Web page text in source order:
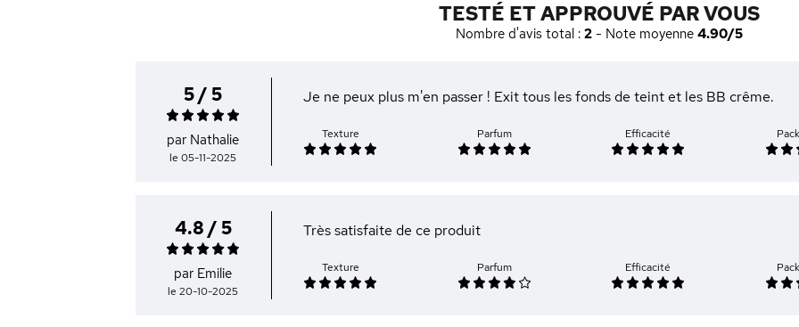
TESTÉ ET APPROUVÉ PAR VOUS
Nombre d'avis total : 2 - Note moyenne 4.90/5
5 / 5
par Nathalie
le 05-11-2025
Je ne peux plus m'en passer ! Exit tous les fonds de teint et les BB crême.
Texture Parfum Efficacité
4.8 / 5
par Emilie
le 20-10-2025
Très satisfaite de ce produit
Texture Parfum Efficacité